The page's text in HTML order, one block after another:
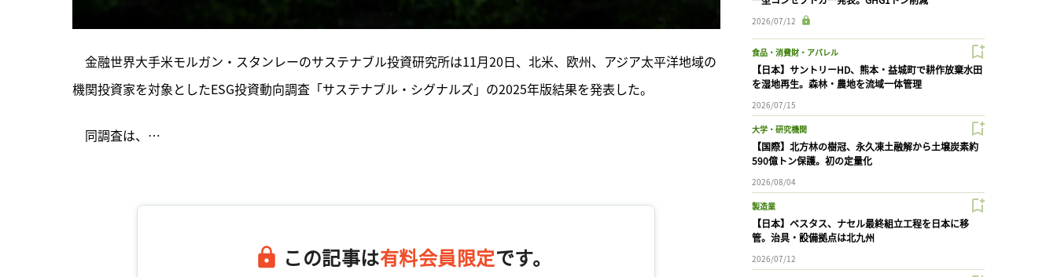
金融世界大手米モルガン・スタンレーのサステナブル投資研究所は11月20日、北米、欧州、アジア太平洋地域の
機関投資家を対象としたESG投資動向調査「サステナブル・シグナルズ」の2025年版結果を発表した。
同調査は、…
この記事は有料会員限定です。
2026/07/12
食品・消費財・アパレル
【日本】サントリーHD、熊本・益城町で耕作放棄水田
を湿地再生。森林・農地を流域一体管理
2026/07/15
大学・研究機関
【国際】北方林の樹冠、永久凍土融解から土壌炭素約
590億トン保護。初の定量化
2026/08/04
製造業
【日本】ベスタス、ナセル最終組立工程を日本に移
管。治具・設備拠点は北九州
2026/07/12